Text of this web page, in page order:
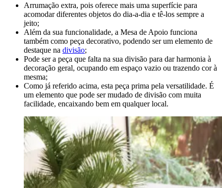
Arrumação extra, pois oferece mais uma superfície para
acomodar diferentes objetos do dia-a-dia e tê-los sempre a
jeito;
Além da sua funcionalidade, a Mesa de Apoio funciona
também como peça decorativo, podendo ser um elemento de
destaque na divisão;
Pode ser a peça que falta na sua divisão para dar harmonia à
decoração geral, ocupando em espaço vazio ou trazendo cor à
mesma;
Como já referido acima, esta peça prima pela versatilidade. É
um elemento que pode ser mudado de divisão com muita
facilidade, encaixando bem em qualquer local.